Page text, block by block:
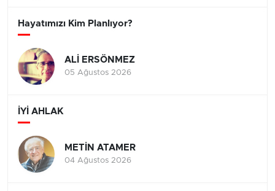
Hayatımızı Kim Planlıyor?
ALİ ERSÖNMEZ
05 Ağustos 2026
İYİ AHLAK
METİN ATAMER
04 Ağustos 2026